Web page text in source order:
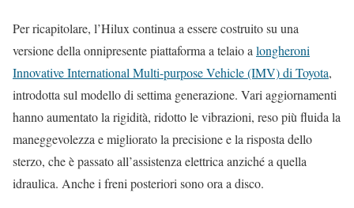
Per ricapitolare, l’Hilux continua a essere costruito su una
versione della onnipresente piattaforma a telaio a longheroni
Innovative International Multi-purpose Vehicle (IMV) di Toyota,
introdotta sul modello di settima generazione. Vari aggiornamenti
hanno aumentato la rigidità, ridotto le vibrazioni, reso più fluida la
maneggevolezza e migliorato la precisione e la risposta dello
sterzo, che è passato all’assistenza elettrica anziché a quella
idraulica. Anche i freni posteriori sono ora a disco.